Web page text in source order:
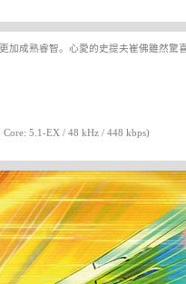
加成熟睿智。心愛的史提夫崔佛雖然驚
5.1-EX / 48 kHz / 448 kbps)